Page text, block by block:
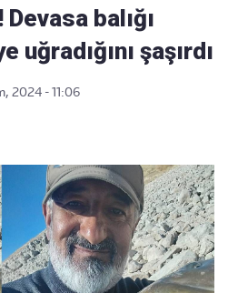
Devasa balığı
uğradığını şaşırdı
2024 - 11:06